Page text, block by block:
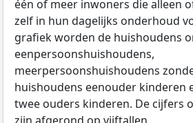
één of meer inwoners die alleen
zelf in hun dagelijks onderhoud
grafiek worden de huishoudens
eenpersoonshuishoudens,
meerpersoonshuishoudens
huishoudens eenouder kinderen
twee ouders kinderen. De cijfers